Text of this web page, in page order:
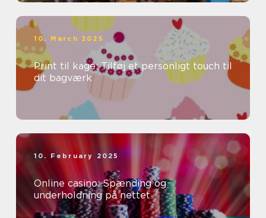
10. March 2025
Print til kage: Tilføj et personligt touch til
dit bagværk
10. February 2025
Online casino: Spænding og
underholdning på nettet